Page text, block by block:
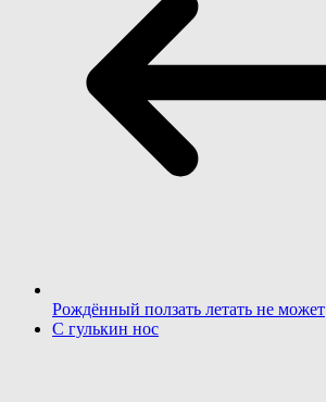
Рождённый ползать летать не может
С гулькин нос